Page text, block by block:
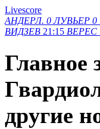
Livescore
АНДЕРЛ. 0 ЛУВЬЕР 0
ВИДЗЕВ 21:15 ВЕРЕС
Главное
другие